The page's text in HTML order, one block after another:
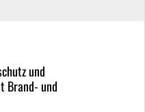
und
Brand- und